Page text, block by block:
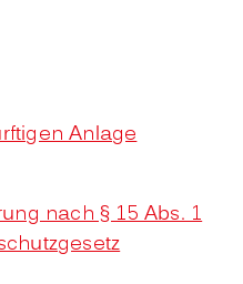
Anlage
nach § 15 Abs. 1